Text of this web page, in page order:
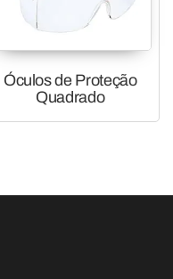
Óculos de Proteção
Quadrado